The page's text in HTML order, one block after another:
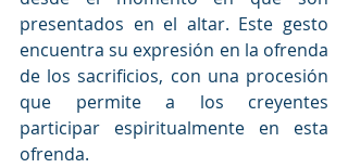
presentados en el altar. Este gesto
encuentra su expresión en la ofrenda
de los sacrificios, con una procesión
que permite a los creyentes
participar espiritualmente en esta
ofrenda.